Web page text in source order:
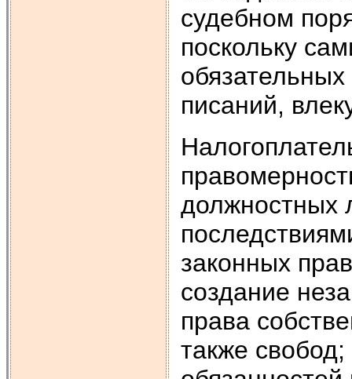
судеб­ном
поскольку
писаний,
должностных
законных
создание
права
также